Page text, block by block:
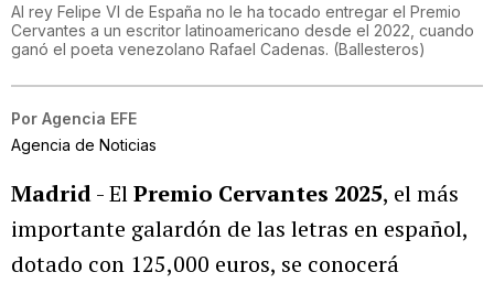
Al rey Felipe VI de España no le ha tocado entregar el Premio
Cervantes a un escritor latinoamericano desde el 2022, cuando
ganó el poeta venezolano Rafael Cadenas. (Ballesteros)
Por Agencia EFE
Agencia de Noticias
Madrid- ElPremio Cervantes 2025, el más
importante galardón de las letras en español,
dotado con 125,000 euros, se conocerá